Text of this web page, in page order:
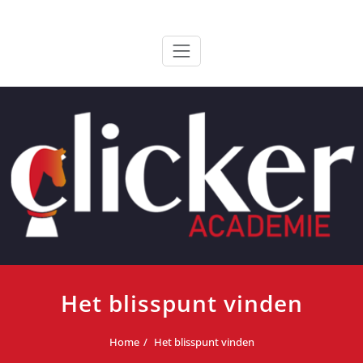
ClickerAcademie
Het blisspunt vinden
Home Het blisspunt vinden